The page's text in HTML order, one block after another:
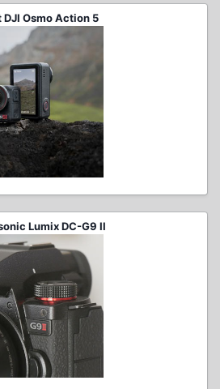
DJI Osmo Action 5
Lumix DC-G9 II